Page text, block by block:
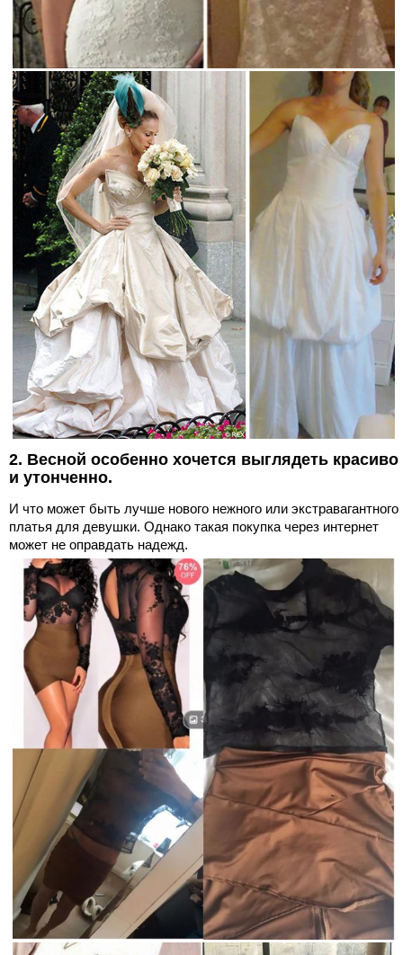
2. Весной особенно хочется выглядеть красиво
и утонченно.
И что может быть лучше нового нежного или экстравагантного
платья для девушки. Однако такая покупка через интернет
может не оправдать надежд.